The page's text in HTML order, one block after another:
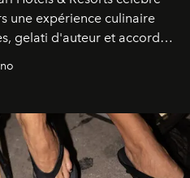
une expérience culinaire
gelati d'auteur et accords
voyage sensoriel.